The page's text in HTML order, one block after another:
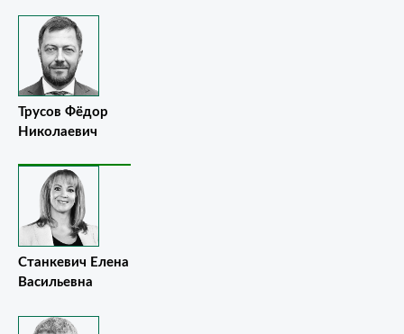
Трусов Фёдор
Николаевич
Станкевич Елена
Васильевна